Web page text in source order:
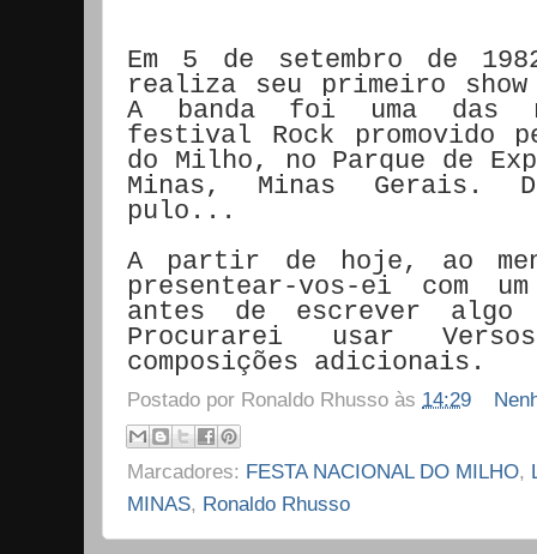
Em 5 de setembro de
realiza seu primeiro
A banda foi uma das
festival Rock promovido
do Milho, no Parque de
Minas, Minas Gerais.
pulo...
A partir de hoje, ao
presentear-vos-ei com
antes de escrever
Procurarei usar
composições adicionais.
Postado por Ronaldo Rhusso às 14:29
Marcadores: FESTA NACIONAL DO MILHO,
MINAS, Ronaldo Rhusso